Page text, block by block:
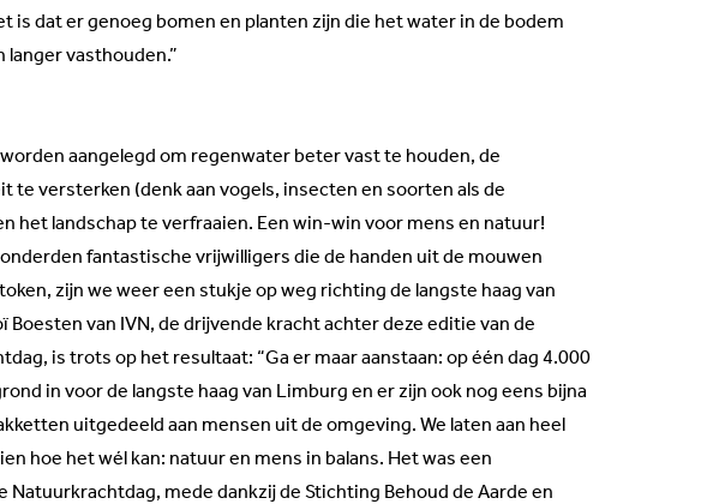
is dat er genoeg bomen en planten zijn die het water in de bodem
langer vasthouden.”
aangelegd om regenwater beter vast te houden, de
te versterken (denk aan vogels, insecten en soorten als de
het landschap te verfraaien. Een win-win voor mens en natuur!
fantastische vrijwilligers die de handen uit de mouwen
zijn we weer een stukje op weg richting de langste haag van
Boesten van IVN, de drijvende kracht achter deze editie van de
is trots op het resultaat: “Ga er maar aanstaan: op één dag 4.000
in voor de langste haag van Limburg en er zijn ook nog eens bijna
uitgedeeld aan mensen uit de omgeving. We laten aan heel
hoe het wél kan: natuur en mens in balans. Het was een
Natuurkrachtdag, mede dankzij de Stichting Behoud de Aarde en